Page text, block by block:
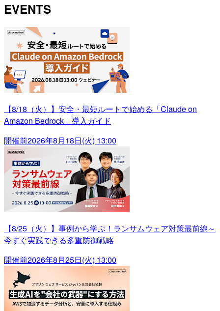
EVENTS
【8/18（火）】安全・最短ルートで始める「Claude on
Amazon Bedrock」導入ガイド
開催前2026年8月18日(火) 13:00
【8/25（火）】事例から学ぶ！ランサムウェア対策最前線～
今すぐ実践できる多重防御戦略
開催前2026年8月25日(火) 13:00